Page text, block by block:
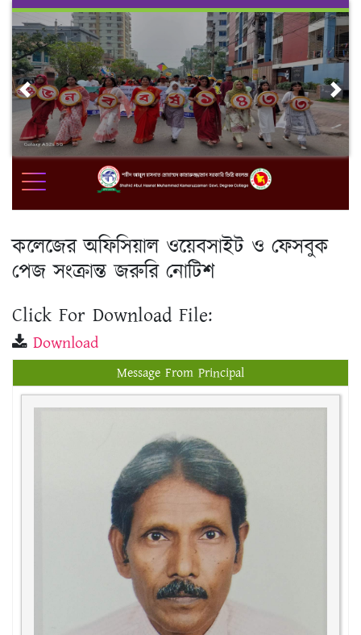
Skip
content
Previous
কলেজের অফিসিয়াল ওয়েবসাইট ও ফেসবুক
পেজ সংক্রান্ত জরুরি নোটিশ
Click For Download File:
Download
Message From Principal